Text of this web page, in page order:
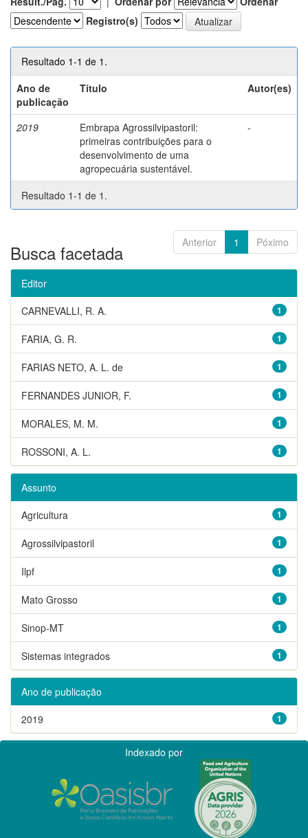
Registro(s)
Resultado 1-1 de 1.
Ano de
publicação
Título Autor(es)
2019
Embrapa Agrossilvipastoril:
primeiras contribuições para o
desenvolvimento de uma
agropecuária sustentável.
-
Resultado 1-1 de 1.
Anterior 1 Póximo
Busca facetada
Editor
1
CARNEVALLI, R. A.
1
FARIA, G. R.
1
FARIAS NETO, A. L. de
1
FERNANDES JUNIOR, F.
1
MORALES, M. M.
1
ROSSONI, A. L.
Assunto
1
Agricultura
1
Agrossilvipastoril
1
Ilpf
1
Mato Grosso
1
Sinop-MT
1
Sistemas integrados
Ano de publicação
1
2019
Indexado por